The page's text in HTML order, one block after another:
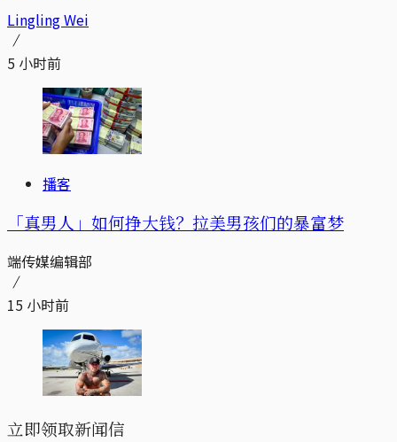
Lingling Wei
5 小时前
播客
「真男人」如何挣大钱？拉美男孩们的暴富梦
端传媒编辑部
15 小时前
立即领取新闻信